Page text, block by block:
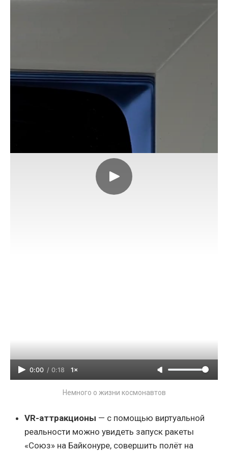
0:00 / 0:18 1×
Немного о жизни космонавтов
VR-аттракционы — с помощью виртуальной
реальности можно увидеть запуск ракеты
«Союз» на Байконуре, совершить полёт на